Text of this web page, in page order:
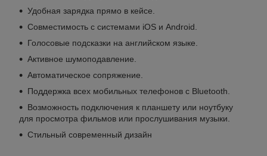
Удобная зарядка прямо в кейсе.
Совместимость с системами iOS и Android.
Голосовые подсказки на английском языке.
Активное шумоподавление.
Автоматическое сопряжение.
Поддержка всех мобильных телефонов с Bluetooth.
Возможность подключения к планшету или ноутбуку
для просмотра фильмов или прослушивания музыки.
Стильный современный дизайн